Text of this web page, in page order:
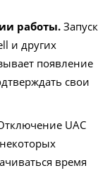
работы. Запуск
и других
появление
свои
UAC
время